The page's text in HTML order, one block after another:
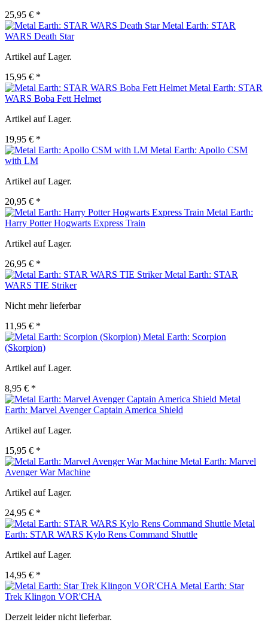
25,95 € *
Metal Earth: STAR
WARS Death Star
Artikel auf Lager.
15,95 € *
Metal Earth: STAR
WARS Boba Fett Helmet
Artikel auf Lager.
19,95 € *
Metal Earth: Apollo CSM
with LM
Artikel auf Lager.
20,95 € *
Metal Earth:
Harry Potter Hogwarts Express Train
Artikel auf Lager.
26,95 € *
Metal Earth: STAR
WARS TIE Striker
Nicht mehr lieferbar
11,95 € *
Metal Earth: Scorpion
(Skorpion)
Artikel auf Lager.
8,95 € *
Metal
Earth: Marvel Avenger Captain America Shield
Artikel auf Lager.
15,95 € *
Metal Earth: Marvel
Avenger War Machine
Artikel auf Lager.
24,95 € *
Metal
Earth: STAR WARS Kylo Rens Command Shuttle
Artikel auf Lager.
14,95 € *
Metal Earth: Star
Trek Klingon VOR'CHA
Derzeit leider nicht lieferbar.